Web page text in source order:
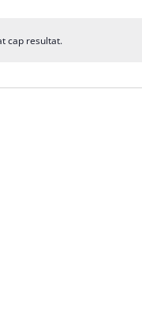
cap resultat.